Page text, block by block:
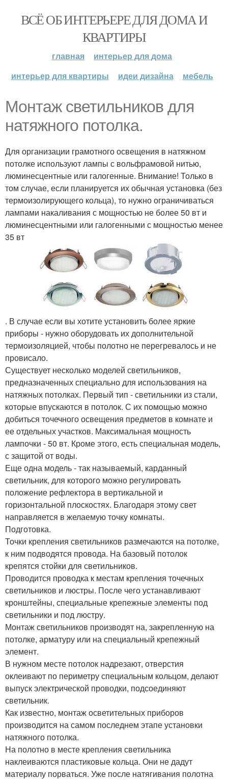
ВСЁ ОБ ИНТЕРЬЕРЕ ДЛЯ ДОМА И
КВАРТИРЫ
главная
интерьер для дома
интерьер для квартиры
идеи дизайна мебель
Монтаж светильников для
натяжного потолка.
Для организации грамотного освещения в натяжном
потолке используют лампы с вольфрамовой нитью,
люминесцентные или галогенные. Внимание! Только в
том случае, если планируется их обычная установка (без
термоизолирующего кольца), то нужно ограничиваться
лампами накаливания с мощностью не более 50 вт и
люминесцентными или галогенными с мощностью менее
35 вт
. В случае если вы хотите установить более яркие
приборы - нужно оборудовать их дополнительной
термоизоляцией, чтобы полотно не перегревалось и не
провисало.
Существует несколько моделей светильников,
предназначенных специально для использования на
натяжных потолках. Первый тип - светильники из стали,
которые впускаются в потолок. С их помощью можно
добиться точечного освещения предметов в комнате и
ее отдельных участков. Максимальная мощность
лампочки - 50 вт. Кроме этого, есть специальная модель,
с защитой от воды.
Еще одна модель - так называемый, карданный
светильник, для которого можно регулировать
положение рефлектора в вертикальной и
горизонтальной плоскостях. Благодаря этому свет
направляется в желаемую точку комнаты.
Подготовка.
Точки крепления светильников размечаются на потолке,
к ним подводятся провода. На базовый потолок
крепятся стойки для светильников.
Проводится проводка к местам крепления точечных
светильников и люстры. После чего устанавливают
кронштейны, специальные крепежные элементы под
светильники и под люстру.
Монтаж светильников производят на, закрепленную на
потолке, арматуру или на специальный крепежный
элемент.
В нужном месте потолок надрезают, отверстия
оклеивают по периметру специальным кольцом, делают
выпуск электрической проводки, подсоединяют
светильник.
Как известно, монтаж осветительных приборов
производится на самом последнем этапе установки
натяжного потолка.
На полотно в месте крепления светильника
наклеиваются пластиковые кольца. Они не дадут
материалу порваться. Уже после натягивания полотна